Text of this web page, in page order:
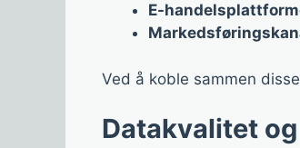
E-
Ved å koble sammen
Datakvalitet